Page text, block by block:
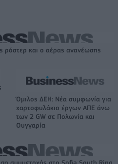
ρόστερ και ο αέρας ανανέωσης
Όμιλος ΔΕΗ: Νέα συμφωνία για
χαρτοφυλάκιο έργων ΑΠΕ άνω
των 2 GW σε Πολωνία και
Ουγγαρία